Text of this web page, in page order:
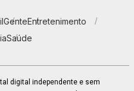
GenteEntretenimento
Saúde
digital independente e sem